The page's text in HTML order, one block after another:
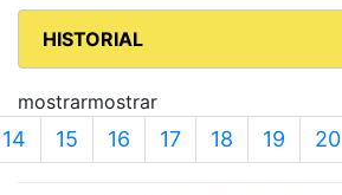
HISTORIAL
mostrarmostrar
14 15 16 17 18 19 20